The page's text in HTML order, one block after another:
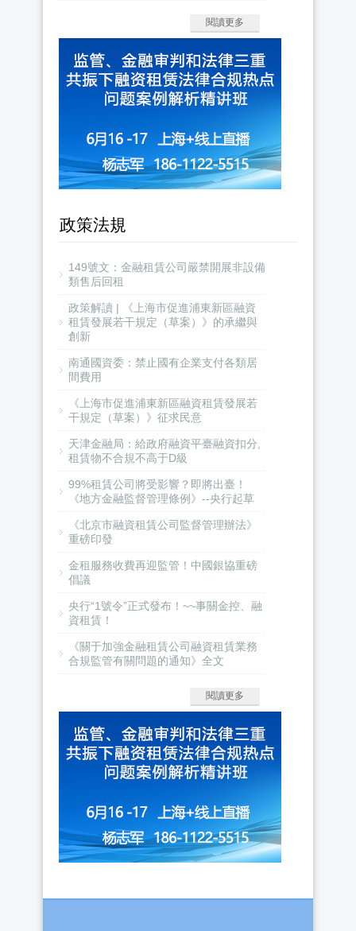
閱讀更多
政策法規
149號文：金融租賃公司嚴禁開展非設備
類售后回租
政策解讀 | 《上海市促進浦東新區融資
租賃發展若干規定（草案）》的承繼與
創新
南通國資委：禁止國有企業支付各類居
間費用
《上海市促進浦東新區融資租賃發展若
干規定（草案）》征求民意
天津金融局：給政府融資平臺融資扣分,
租賃物不合規不高于D級
99%租賃公司將受影響？即將出臺！
《地方金融監督管理條例》--央行起草
《北京市融資租賃公司監督管理辦法》
重磅印發
金租服務收費再迎監管！中國銀協重磅
倡議
央行“1號令”正式發布！~~事關金控、融
資租賃！
《關于加強金融租賃公司融資租賃業務
合規監管有關問題的通知》全文
閱讀更多